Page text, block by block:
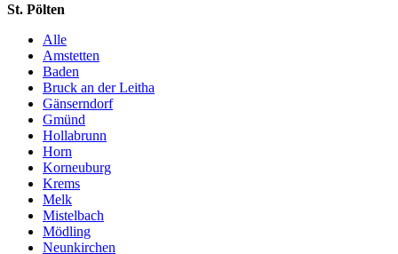
St. Pölten
Alle
Amstetten
Baden
Bruck an der Leitha
Gänserndorf
Gmünd
Hollabrunn
Horn
Korneuburg
Krems
Melk
Mistelbach
Mödling
Neunkirchen